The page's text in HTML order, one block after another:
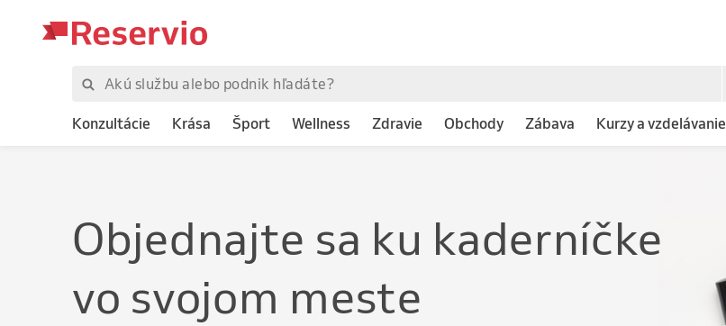
Konzultácie Krása Šport Wellness Zdravie Obchody Zábava Kurzy a vzdelávanie
Objednajte sa
vo svojom meste